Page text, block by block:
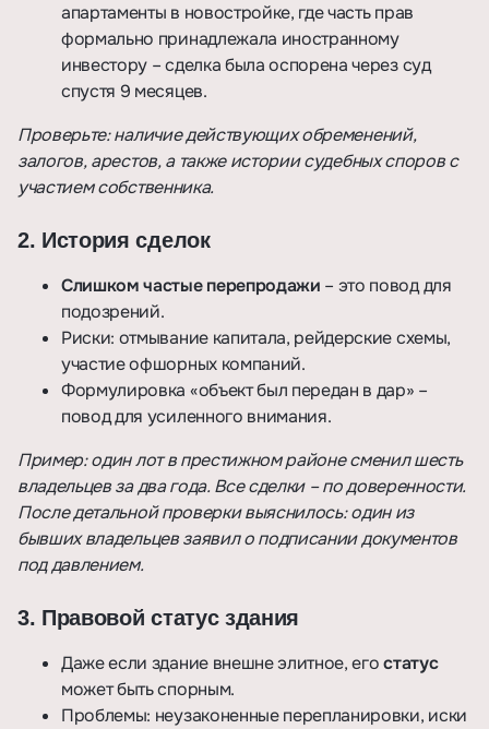
апартаменты в новостройке, где часть прав
формально принадлежала иностранному
инвестору – сделка была оспорена через суд
спустя 9 месяцев.
Проверьте: наличие действующих обременений,
залогов, арестов, а также истории судебных споров с
участием собственника.
2. История сделок
Слишком частые перепродажи – это повод для
подозрений.
Риски: отмывание капитала, рейдерские схемы,
участие офшорных компаний.
Формулировка «объект был передан в дар» –
повод для усиленного внимания.
Пример: один лот в престижном районе сменил шесть
владельцев за два года. Все сделки – по доверенности.
После детальной проверки выяснилось: один из
бывших владельцев заявил о подписании документов
под давлением.
3. Правовой статус здания
Даже если здание внешне элитное, егостатус
может быть спорным.
Проблемы: неузаконенные перепланировки, иски